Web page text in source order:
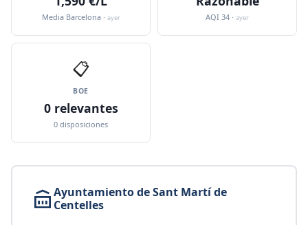
Media Barcelona · ayer AQI 34 · ayer
📋
BOE
0 relevantes
0 disposiciones
Ayuntamiento de Sant Martí de
Centelles